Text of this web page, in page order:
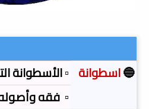
🔵اسطوانة ▫️ الأسطوانة التاسعة 09 - أبحاث
▫️ فقه